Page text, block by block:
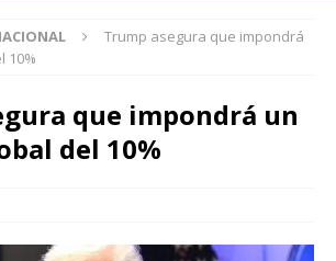
Trump asegura que impondrá
10%
que impondrá un
del 10%